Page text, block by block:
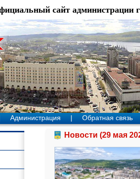
сайт администрации
Администрация | Обратная связь
Новости (29 мая